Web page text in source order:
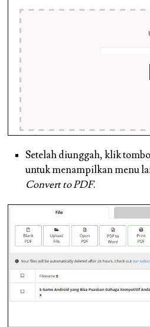
Setelah diunggah, klik
untuk menampilkan menu
Convert to PDF.